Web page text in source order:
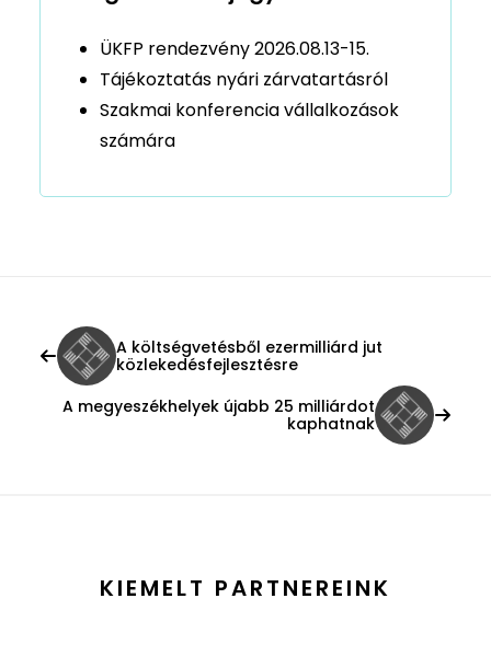
ÜKFP rendezvény 2026.08.13-15.
Tájékoztatás nyári zárvatartásról
Szakmai konferencia vállalkozások
számára
A költségvetésből ezermilliárd jut
közlekedésfejlesztésre
A megyeszékhelyek újabb 25 milliárdot
kaphatnak
KIEMELT PARTNEREINK